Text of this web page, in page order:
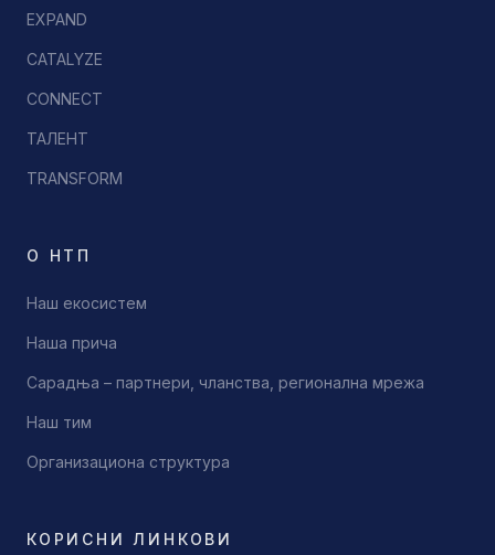
EXPAND
CATALYZE
CONNECT
ТАЛЕНТ
TRANSFORM
О НТП
Наш екосистем
Наша прича
Сарадња – партнери, чланства, регионална мрежа
Наш тим
Организациона структура
КОРИСНИ ЛИНКОВИ